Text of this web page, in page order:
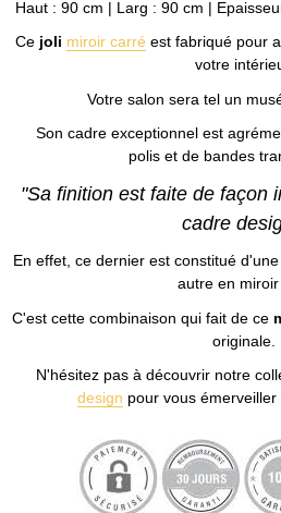
Haut : 90 cm | Larg : 90 cm |
Ce joli miroir carré est fabriqué pour
votre
Votre salon sera tel un
Son cadre exceptionnel est
polis et de bandes
"Sa finition est faite de façon
cadre
En effet, ce dernier est constitué
autre en miroir
C'est cette combinaison qui fait de ce
originale.
N'hésitez pas à découvrir notre
design pour vous émerveiller